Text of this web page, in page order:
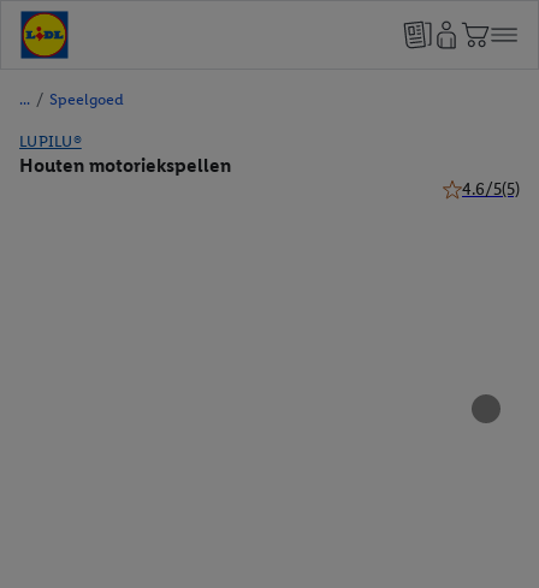
/ Speelgoed
LUPILU®
Houten motoriekspellen
4.6/5(5)